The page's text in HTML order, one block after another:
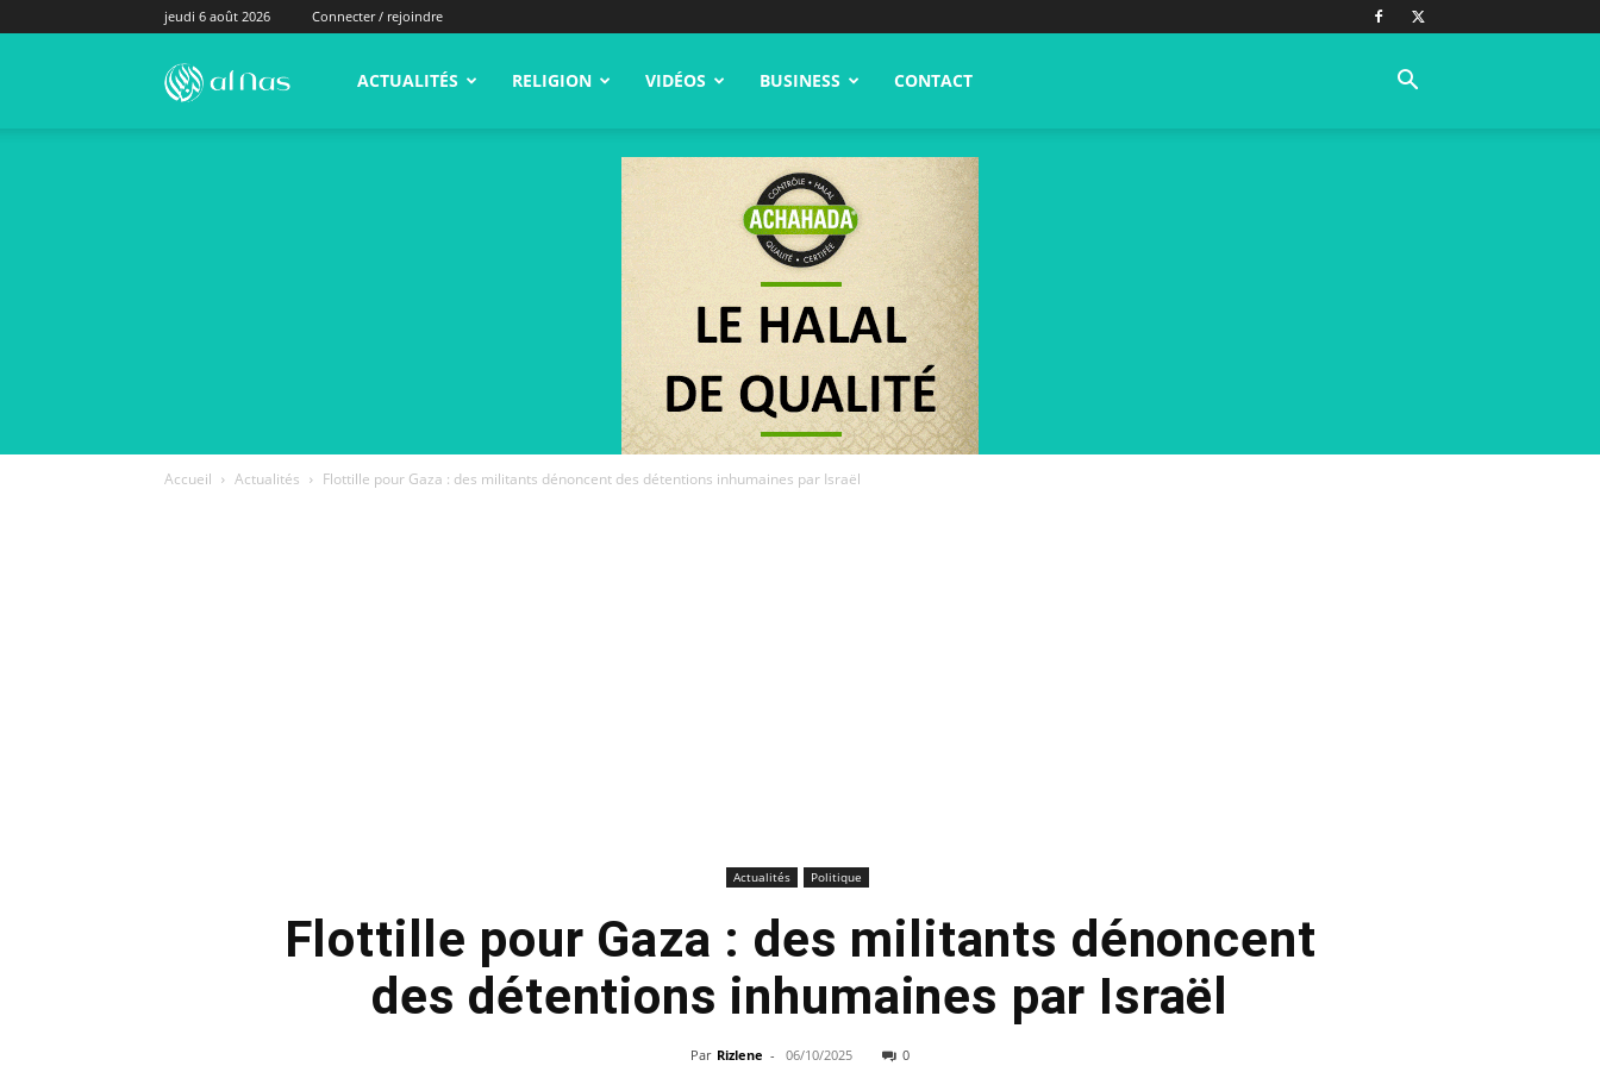
jeudi 6 août 2026 Connecter / rejoindre
alNas.fr ACTUALITÉS RELIGION VIDÉOS BUSINESS CONTACT
Accueil Actualités Flottille pour Gaza : des militants dénoncent des détentions inhumaines par Israël
Actualités Politique
Flottille pour Gaza : des militants dénoncent
des détentions inhumaines par Israël
Par Rizlene - 06/10/2025 0